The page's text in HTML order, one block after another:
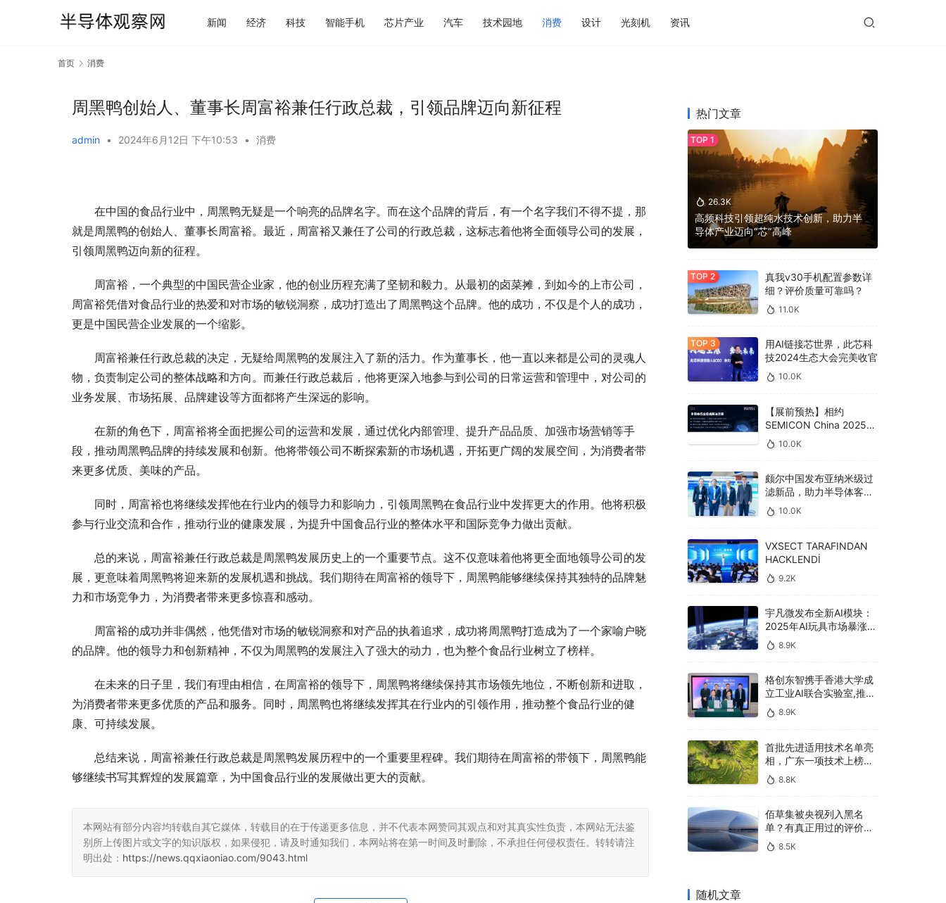
新闻 经济 科技 智能手机 芯片产业 汽车 技术园地 消费 设计 光刻机 资讯
首页 消费
周黑鸭创始人、董事长周富裕兼任行政总裁，引领品牌迈向新征程
admin • 2024年6月12日 下午10:53 • 消费
在中国的食品行业中，周黑鸭无疑是一个响亮的品牌名字。而在这个品牌的背后，有一个名字我们不得不提，那
就是周黑鸭的创始人、董事长周富裕。最近，周富裕又兼任了公司的行政总裁，这标志着他将全面领导公司的发展，
引领周黑鸭迈向新的征程。
周富裕，一个典型的中国民营企业家，他的创业历程充满了坚韧和毅力。从最初的卤菜摊，到如今的上市公司，
周富裕凭借对食品行业的热爱和对市场的敏锐洞察，成功打造出了周黑鸭这个品牌。他的成功，不仅是个人的成功，
更是中国民营企业发展的一个缩影。
周富裕兼任行政总裁的决定，无疑给周黑鸭的发展注入了新的活力。作为董事长，他一直以来都是公司的灵魂人
物，负责制定公司的整体战略和方向。而兼任行政总裁后，他将更深入地参与到公司的日常运营和管理中，对公司的
业务发展、市场拓展、品牌建设等方面都将产生深远的影响。
在新的角色下，周富裕将全面把握公司的运营和发展，通过优化内部管理、提升产品品质、加强市场营销等手
段，推动周黑鸭品牌的持续发展和创新。他将带领公司不断探索新的市场机遇，开拓更广阔的发展空间，为消费者带
来更多优质、美味的产品。
同时，周富裕也将继续发挥他在行业内的领导力和影响力，引领周黑鸭在食品行业中发挥更大的作用。他将积极
参与行业交流和合作，推动行业的健康发展，为提升中国食品行业的整体水平和国际竞争力做出贡献。
总的来说，周富裕兼任行政总裁是周黑鸭发展历史上的一个重要节点。这不仅意味着他将更全面地领导公司的发
展，更意味着周黑鸭将迎来新的发展机遇和挑战。我们期待在周富裕的领导下，周黑鸭能够继续保持其独特的品牌魅
力和市场竞争力，为消费者带来更多惊喜和感动。
周富裕的成功并非偶然，他凭借对市场的敏锐洞察和对产品的执着追求，成功将周黑鸭打造成为了一个家喻户晓
的品牌。他的领导力和创新精神，不仅为周黑鸭的发展注入了强大的动力，也为整个食品行业树立了榜样。
在未来的日子里，我们有理由相信，在周富裕的领导下，周黑鸭将继续保持其市场领先地位，不断创新和进取，
为消费者带来更多优质的产品和服务。同时，周黑鸭也将继续发挥其在行业内的引领作用，推动整个食品行业的健
康、可持续发展。
总结来说，周富裕兼任行政总裁是周黑鸭发展历程中的一个重要里程碑。我们期待在周富裕的带领下，周黑鸭能
够继续书写其辉煌的发展篇章，为中国食品行业的发展做出更大的贡献。
本网站有部分内容均转载自其它媒体，转载目的在于传递更多信息，并不代表本网赞同其观点和对其真实性负责，本网站无法鉴
别所上传图片或文字的知识版权，如果侵犯，请及时通知我们，本网站将在第一时间及时删除，不承担任何侵权责任。转转请注
明出处： https://news.qqxiaoniao.com/9043.html
热门文章
26.3K
高频科技引领超纯水技术创新，助力半
导体产业迈向“芯”高峰
真我v30手机配置参数详
细？评价质量可靠吗？
11.0K
用AI链接芯世界，此芯科
技2024生态大会完美收官
10.0K
【展前预热】相约
SEMICON China 2025，
德克威尔总线解决方案革
新助力半导体设备高效升
10.0K
颇尔中国发布亚纳米级过
滤新品，助力半导体客户
良率提升
10.0K
VXSECT TARAFINDAN
HACKLENDİ
9.2K
宇凡微发布全新AI模块：
2025年AI玩具市场暴涨
400亿，90%传统厂商的
生死战即将打响
8.9K
格创东智携手香港大学成
立工业AI联合实验室,推进
AMHS智能物料搬运调度
系统研发
8.9K
首批先进适用技术名单亮
相，广东一项技术上榜，
有何独特之处？
8.8K
佰草集被央视列入黑名
单？有真正用过的评价
吗？8.5K
随机文章